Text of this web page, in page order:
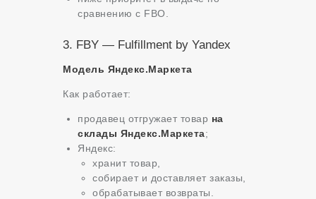
сравнению с FBO.
3. FBY — Fulfillment by Yandex
Модель Яндекс.Маркета
Как работает:
продавец отгружает товар на
склады Яндекс.Маркета;
Яндекс:
хранит товар,
собирает и доставляет заказы,
обрабатывает возвраты.